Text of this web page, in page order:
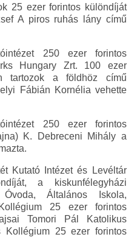
25 ezer forintos különdíját
A piros ruhás lány című
250 ezer forintos
Hungary Zrt. 100 ezer
tartozok a földhöz című
Fábián Kornélia vehette
250 ezer forintos
K. Debreceni Mihály a
Kutató Intézet és Levéltár
a kiskunfélegyházi
Általános Iskola,
25 ezer forintos
Tomori Pál Katolikus
Kollégium 25 ezer forintos